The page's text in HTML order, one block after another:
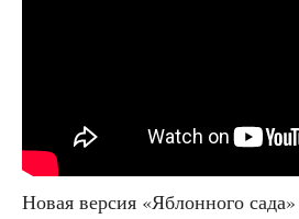
Новая вер­сия «Яблон­но­го